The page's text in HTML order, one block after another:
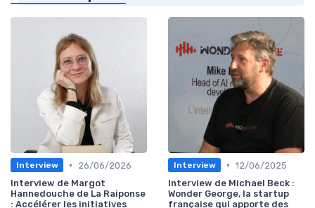
Interview •
26/06/2026
Interview de Margot
Hannedouche de La Raiponse
: Accélérer les initiatives
Interview • 12/06/2025
Interview de Michael Beck :
Wonder George, la startup
française qui apporte des